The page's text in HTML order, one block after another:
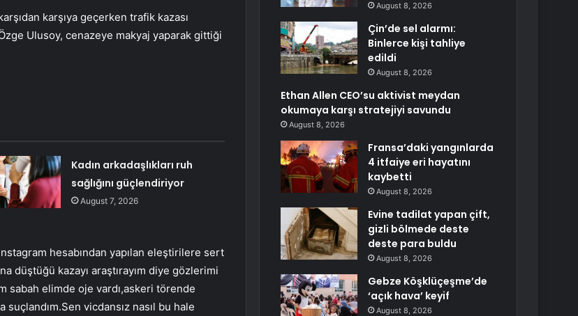
karşıya geçerken trafik kazası
Ulusoy, cenazeye makyaj yaparak gittiği
Kadın arkadaşlıkları ruh
sağlığını güçlendiriyor
August 7, 2026
hesabından yapılan eleştirilere sert
düştüğü kazayı araştırayım diye gözlerimi
sabah elimde oje vardı,askeri törende
suçlandım.Sen vicdansız nasıl bu hale
August 8, 2026
Çin’de sel alarmı:
Binlerce kişi tahliye
edildi
August 8, 2026
Ethan Allen CEO’su aktivist meydan
okumaya karşı stratejiyi savundu
August 8, 2026
Fransa’daki yangınlarda
4 itfaiye eri hayatını
kaybetti
August 8, 2026
Evine tadilat yapan çift,
gizli bölmede deste
deste para buldu
August 8, 2026
Gebze Köşklüçeşme’de
‘açık hava’ keyif
August 8, 2026